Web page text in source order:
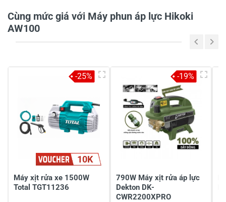
-
1
-
Chia sẻ nhận xét về sản phẩm
Viết nhận xét của bạn
Cùng mức giá với Máy phun áp lực Hikoki
AW100
10K
Máy xịt rửa xe 1500W
Total TGT11236
-25%
790W Máy xịt rửa áp lực
Dekton DK-
CWR2200XPRO
-19%